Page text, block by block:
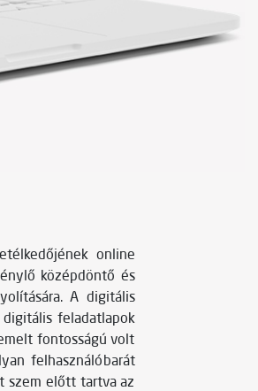
online
középdöntő és
A digitális
feladatlapok
fontosságú volt
felhasználóbarát
szem előtt tartva az